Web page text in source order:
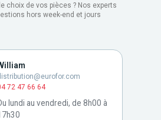
choix de vos pièces ? Nos experts
hors week-end et jours
72 47 66 64
lundi au vendredi, de 8h00 à